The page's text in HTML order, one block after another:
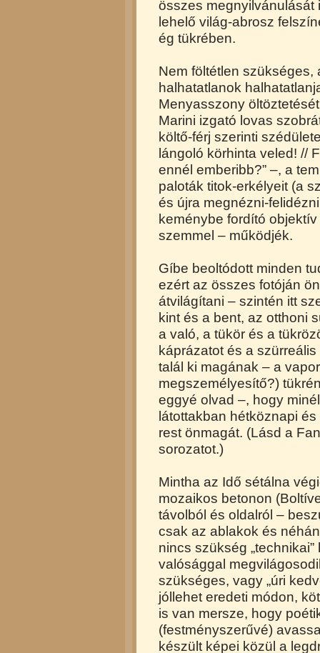
összes megnyilvánulását
lehelő világ-abrosz
ég tükrében.
Nem föltétlen szükséges,
halhatatlanok
Menyasszony
Marini izgató lovas
költő-férj szerinti
lángoló körhinta veled! //
ennél emberibb?” –, a
paloták titok-erkélyeit (a
és újra megnézni-
keménybe fordító
szemmel – működjék.
Gíbe beoltódott minden
ezért az összes fotóján
átvilágítani – szintén itt
kint és a bent, az otthoni
a való, a tükör és a
káprázatot és a
talál ki magának – a
megszemélyesítő?)
eggyé olvad –, hogy
látottakban hétköznapi
rest önmagát. (Lásd a
sorozatot.)
Mintha az Idő sétálna
mozaikos betonon
távolból és oldalról –
csak az ablakok és
nincs szükség
valósággal
szükséges, vagy „úri
jóllehet eredeti módon,
is van mersze, hogy
(festményszerűvé)
készült képei közül a